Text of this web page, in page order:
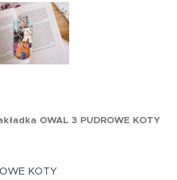
OWAL 3 PUDROWE KOTY
KOTY